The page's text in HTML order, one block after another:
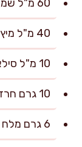
60 מ"ל שמן זית
40 מ"ל מיץ לימון סחוט טרי
10 מ"ל סילאן טבעי
10 גרם חרדל דיז׳ון (כ-2 כפיות)
6 גרם מלח דק (כ-1 כפית) ועוד לפי הטעם